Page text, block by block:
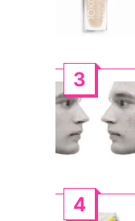
3
4